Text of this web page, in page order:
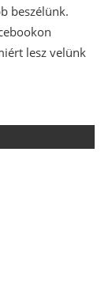
beszélünk.
lesz velünk